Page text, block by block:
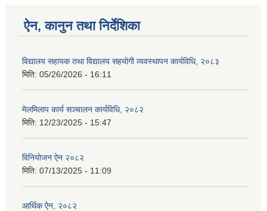
ऐन, कानुन तथा निर्देशिका
विद्यालय सहायक तथा विद्यालय सहयोगी व्यवस्थापन कार्यविधि, २०८३
मिति: 05/26/2026 - 16:11
मेलमिलाप कार्य सञ्चालन कार्यविधि, २०८२
मिति: 12/23/2025 - 15:47
विनियोजन ऐन २०८२
मिति: 07/13/2025 - 11:09
आर्थिक ऐन, २०८२